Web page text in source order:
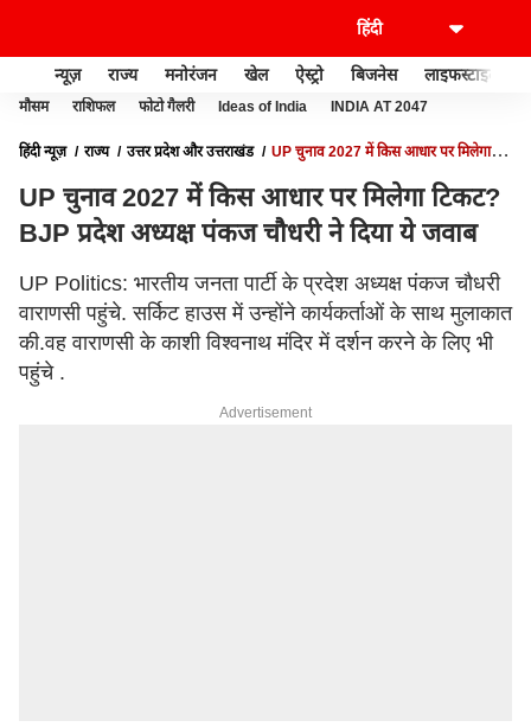
न्यूज़ राज्य मनोरंजन खेल ऐस्ट्रो बिजनेस लाइफस्टाइल
मौसम राशिफल फोटो गैलरी Ideas of India INDIA AT 2047
हिंदी न्यूज़ राज्य उत्तर प्रदेश और उत्तराखंड
UP चुनाव 2027 में किस आधार पर मिलेगा
UP चुनाव 2027 में किस आधार पर मिलेगा टिकट?
BJP प्रदेश अध्यक्ष पंकज चौधरी ने दिया ये जवाब
UP Politics: भारतीय जनता पार्टी के प्रदेश अध्यक्ष पंकज चौधरी
वाराणसी पहुंचे. सर्किट हाउस में उन्होंने कार्यकर्ताओं के साथ मुलाकात
की.वह वाराणसी के काशी विश्वनाथ मंदिर में दर्शन करने के लिए भी
पहुंचे .
Advertisement